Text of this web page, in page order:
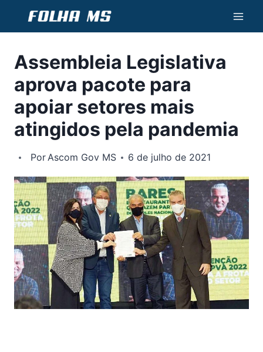
Conteúdo
Assembleia Legislativa
aprova pacote para
apoiar setores mais
atingidos pela pandemia
PorAscom Gov MS 6 de julho de 2021